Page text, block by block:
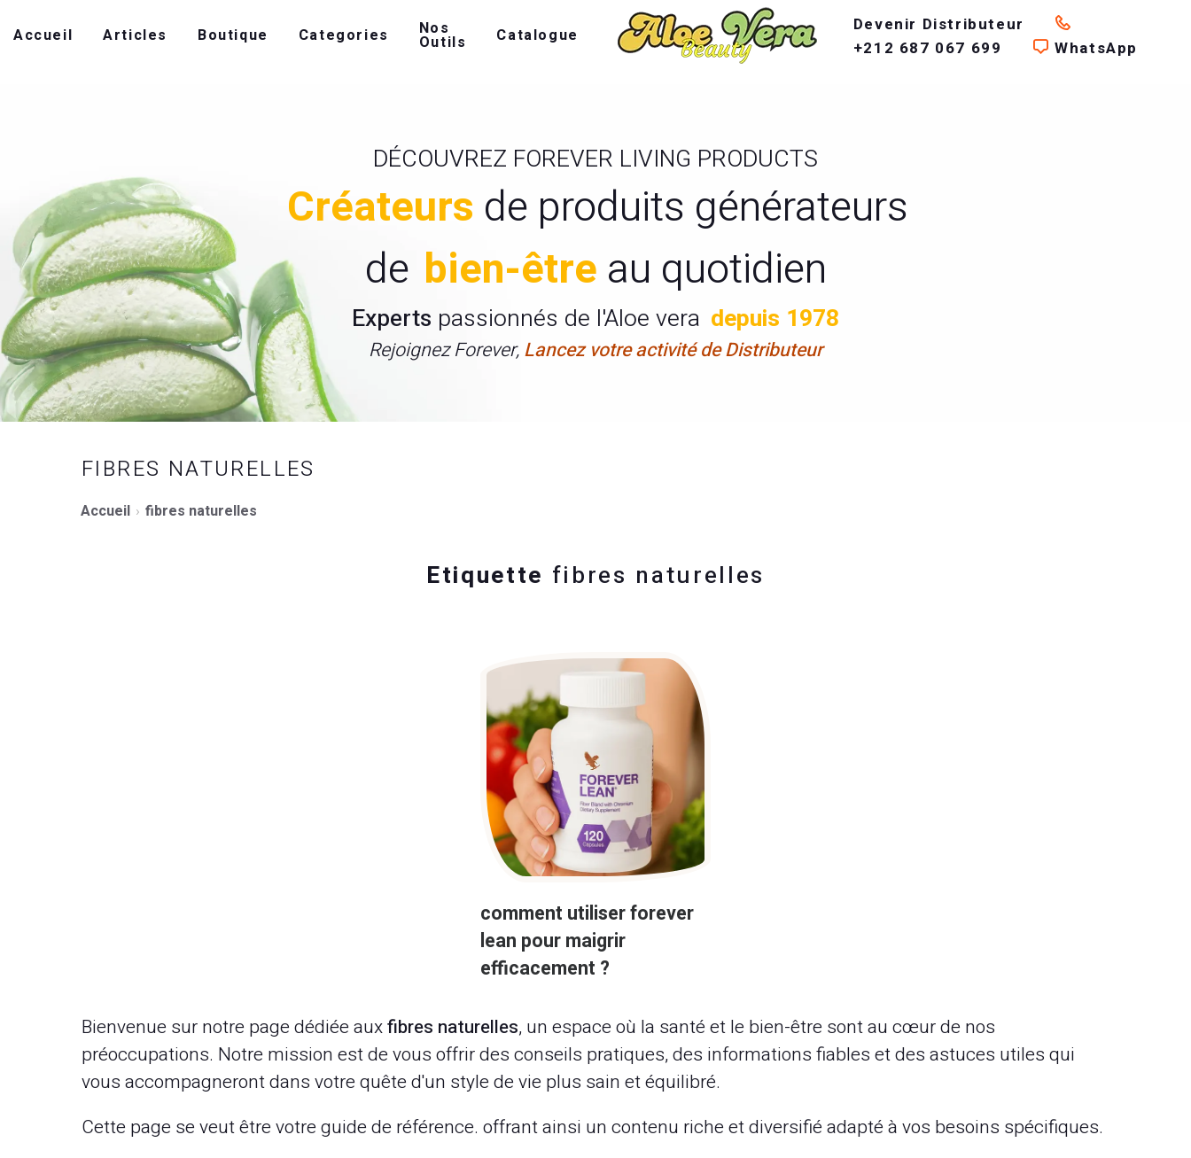
Accueil Articles Boutique Categories Nos
Outils Catalogue
Devenir Distributeur
+212 687 067 699
WhatsApp
DÉCOUVREZ FOREVER LIVING PRODUCTS
Créateurs de produits générateurs
de bien-être au quotidien
Experts passionnés de l'Aloe vera depuis 1978
Rejoignez Forever,Lancez votre activité de Distributeur
FIBRES NATURELLES
Accueil fibres naturelles
Etiquette fibres naturelles
comment utiliser forever
lean pour maigrir
efficacement ?
Bienvenue sur notre page dédiée auxfibres naturelles, un espace où la santé et le bien-être sont au cœur de nos
préoccupations. Notre mission est de vous offrir des conseils pratiques, des informations fiables et des astuces utiles qui
vous accompagneront dans votre quête d'un style de vie plus sain et équilibré.
Cette page se veut être votre guide de référence. offrant ainsi un contenu riche et diversifié adapté à vos besoins spécifiques.